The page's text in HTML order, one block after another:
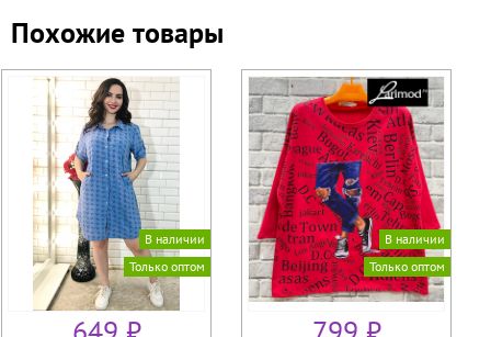
Похожие товары
В наличии
Только оптом
В наличии
Только оптом